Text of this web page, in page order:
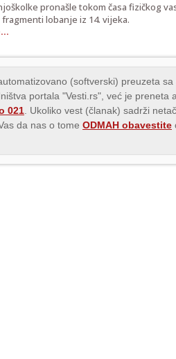
pronašle tokom časa fizičkog
lobanje iz 14. vijeka.
(softverski) preuzeta sa
portala "Vesti.rs", već je preneta
021 . Ukoliko vest (članak) sadrži
da nas o tome ODMAH obavestite